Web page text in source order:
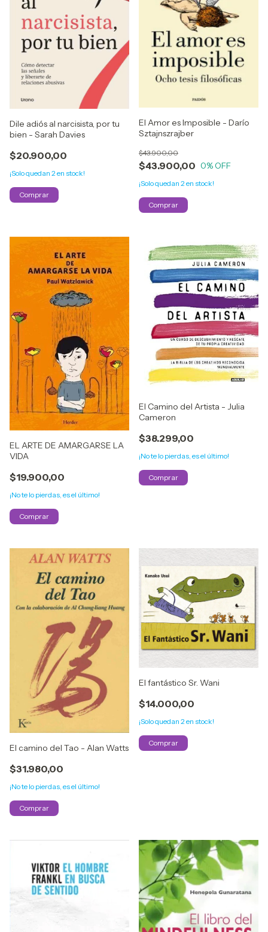
Dile adiós al narcisista, por tu
bien - Sarah Davies
$20.900,00
¡Solo quedan 2en stock!
El Amor es Imposible - Darío
Sztajnszrajber
$43.900,00
$43.900,00
0% OFF
¡Solo quedan 2 en stock!
EL ARTE DE AMARGARSE LA
VIDA
$19.900,00
¡No te lo pierdas, es el último!
El Camino del Artista - Julia
Cameron
$38.299,00
¡No te lo pierdas, es el último!
El camino del Tao - Alan Watts
$31.980,00
¡No te lo pierdas, es el último!
El fantástico Sr. Wani
$14.000,00
¡Solo quedan 2 en stock!